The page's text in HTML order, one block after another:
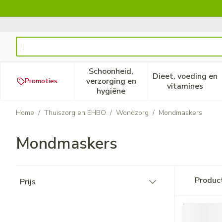
Product, merk, categorie...
Promoties
Schoonheid,
verzorging en
hygiëne
Toon submenu voor
Dieet, voeding en
vitamines
Toon
Home / Thuiszorg en EHBO / Wondzorg / Mondmaskers
Mondmaskers
Prijs